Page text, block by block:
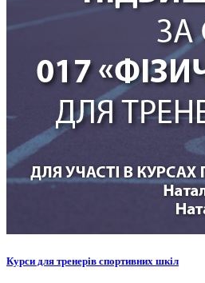
Курси для тренерів спортивних шкіл